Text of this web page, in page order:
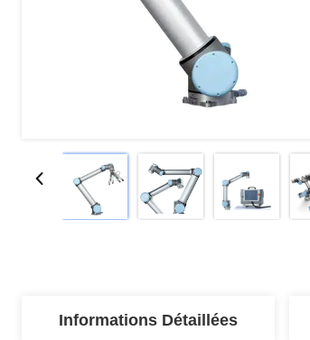
Informations Détaillées